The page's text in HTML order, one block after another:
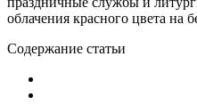
облачения красного цвета на
Содержание статьи